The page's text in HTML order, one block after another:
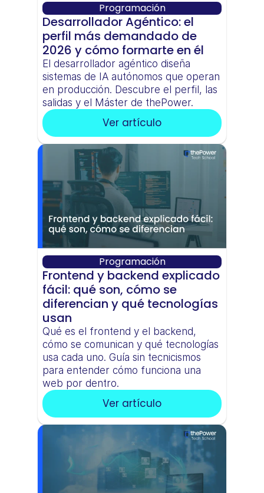
Programación
Desarrollador Agéntico: el
perfil más demandado de
2026 y cómo formarte en él
El desarrollador agéntico diseña
sistemas de IA autónomos que operan
en producción. Descubre el perfil, las
salidas y el Máster de thePower.
Ver artículo
Programación
Frontend y backend explicado
fácil: qué son, cómo se
diferencian y qué tecnologías
usan
Qué es el frontend y el backend,
cómo se comunican y qué tecnologías
usa cada uno. Guía sin tecnicismos
para entender cómo funciona una
web por dentro.
Ver artículo